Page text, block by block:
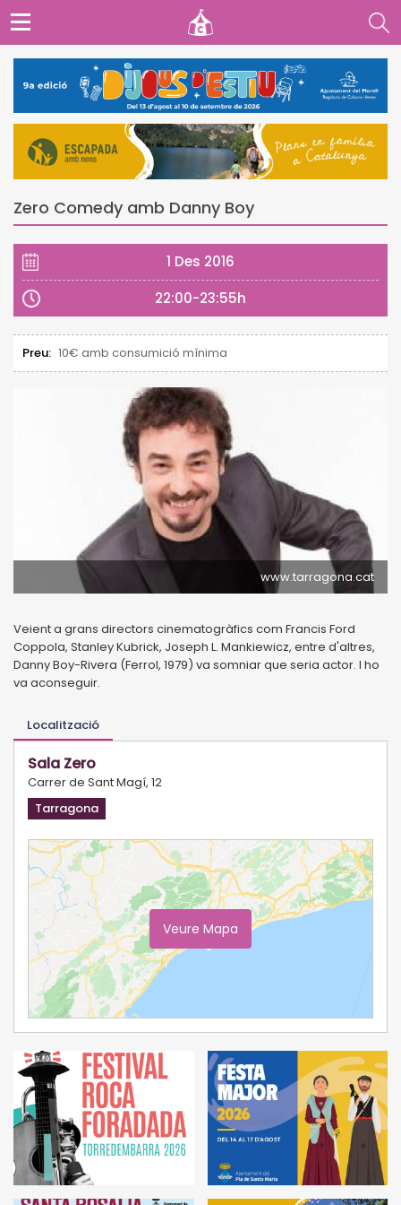
Zero Comedy amb Danny Boy
1 Des 2016
22:00-23:55h
Preu: 10€ amb consumició mínima
www.tarragona.cat
Veient a grans directors cinematogràfics com Francis Ford
Coppola, Stanley Kubrick, Joseph L. Mankiewicz, entre d'altres,
Danny Boy-Rivera (Ferrol, 1979) va somniar que seria actor. I ho
va aconseguir.
Localització
Sala Zero
Carrer de Sant Magí, 12
Tarragona
Veure Mapa